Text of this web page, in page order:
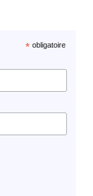
*obligatoire